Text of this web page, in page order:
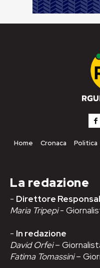
Home Cronaca Politica
La redazione
- Direttore
Maria Tripepi-
- In redazione
David Orfei–
Fatima Tomassini–